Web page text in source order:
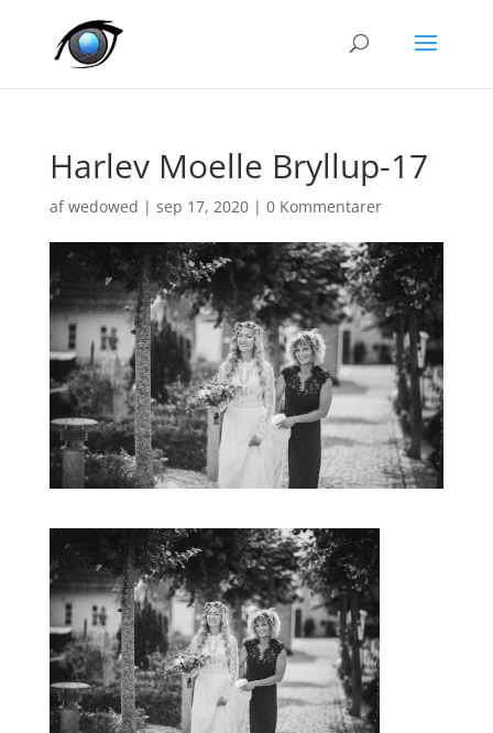
Harlev Moelle Bryllup-17
afwedowed | sep 17, 2020| 0 Kommentarer